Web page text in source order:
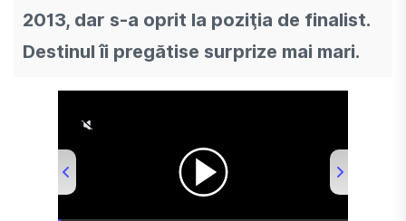
2013, dar s-a oprit la poziţia de finalist.
Destinul îi pregătise surprize mai mari.